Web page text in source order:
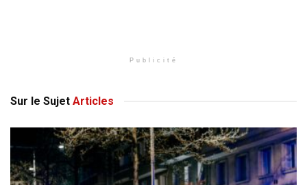
Publicité
Sur le Sujet Articles